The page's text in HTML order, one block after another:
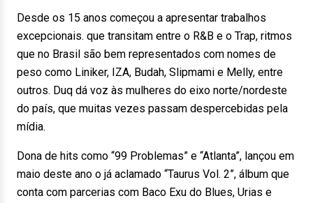
Desde os 15 anos começou a apresentar trabalhos
excepcionais. que transitam entre o R&B e o Trap, ritmos
que no Brasil são bem representados com nomes de
peso como Liniker, IZA, Budah, Slipmami e Melly, entre
outros. Duq dá voz às mulheres do eixo norte/nordeste
do país, que muitas vezes passam despercebidas pela
mídia.
Dona de hits como “99 Problemas” e “Atlanta”, lançou em
maio deste ano o já aclamado “Taurus Vol. 2”, álbum que
conta com parcerias com Baco Exu do Blues, Urias e